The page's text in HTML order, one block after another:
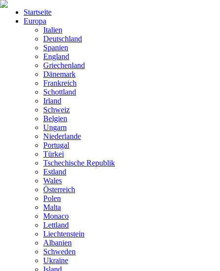
Startseite
Europa
Italien
Deutschland
Spanien
England
Griechenland
Dänemark
Frankreich
Schottland
Irland
Schweiz
Belgien
Ungarn
Niederlande
Portugal
Türkei
Tschechische Republik
Estland
Wales
Österreich
Polen
Malta
Monaco
Lettland
Liechtenstein
Albanien
Schweden
Ukraine
Island